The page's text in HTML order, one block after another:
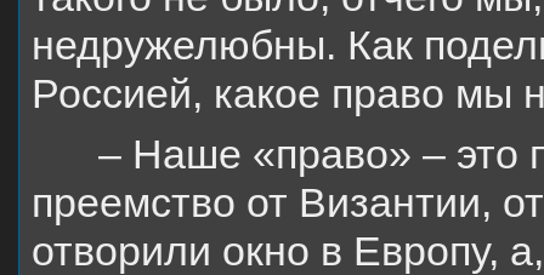
недружелюбны. Как
Россией, какое право мы
– Наше «право» – это
преемство от Византии,
отворили окно в Европу,